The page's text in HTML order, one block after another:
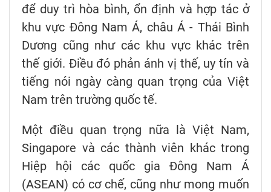
để duy trì hòa bình, ổn định và hợp tác ở
khu vực Đông Nam Á, châu Á - Thái Bình
Dương cũng như các khu vực khác trên
thế giới. Điều đó phản ánh vị thế, uy tín và
tiếng nói ngày càng quan trọng của Việt
Nam trên trường quốc tế.
Một điều quan trọng nữa là Việt Nam,
Singapore và các thành viên khác trong
Hiệp hội các quốc gia Đông Nam Á
(ASEAN) có cơ chế, cũng như mong muốn